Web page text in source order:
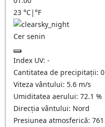
23 °C|°F
Cer senin
Index UV: -
Cantitatea de precipitații: 0
Viteza vântului: 5.6 m/s
Umiditatea aerului: 72.1 %
Direcția vântului: Nord
Presiunea atmosferică: 761